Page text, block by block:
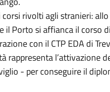
rivolti agli stranieri:
il Porto si affianca il corso
con il CTP EDA di
rappresenta l’attivazione
- per conseguire il